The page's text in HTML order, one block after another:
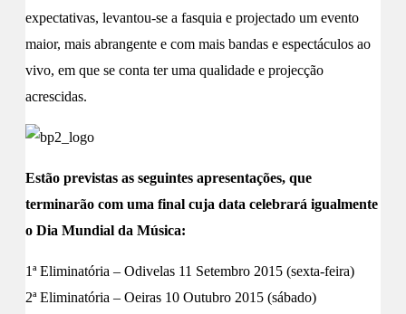
expectativas, levantou-se a fasquia e projectado um evento
maior, mais abrangente e com mais bandas e espectáculos ao
vivo, em que se conta ter uma qualidade e projecção
acrescidas.
Estão previstas as seguintes apresentações, que
terminarão com uma final cuja data celebrará igualmente
o Dia Mundial da Música:
1ª Eliminatória – Odivelas 11 Setembro 2015 (sexta-feira)
2ª Eliminatória – Oeiras 10 Outubro 2015 (sábado)